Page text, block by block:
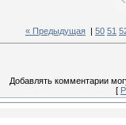
« Предыдущая 50 51
Добавлять комментарии
[